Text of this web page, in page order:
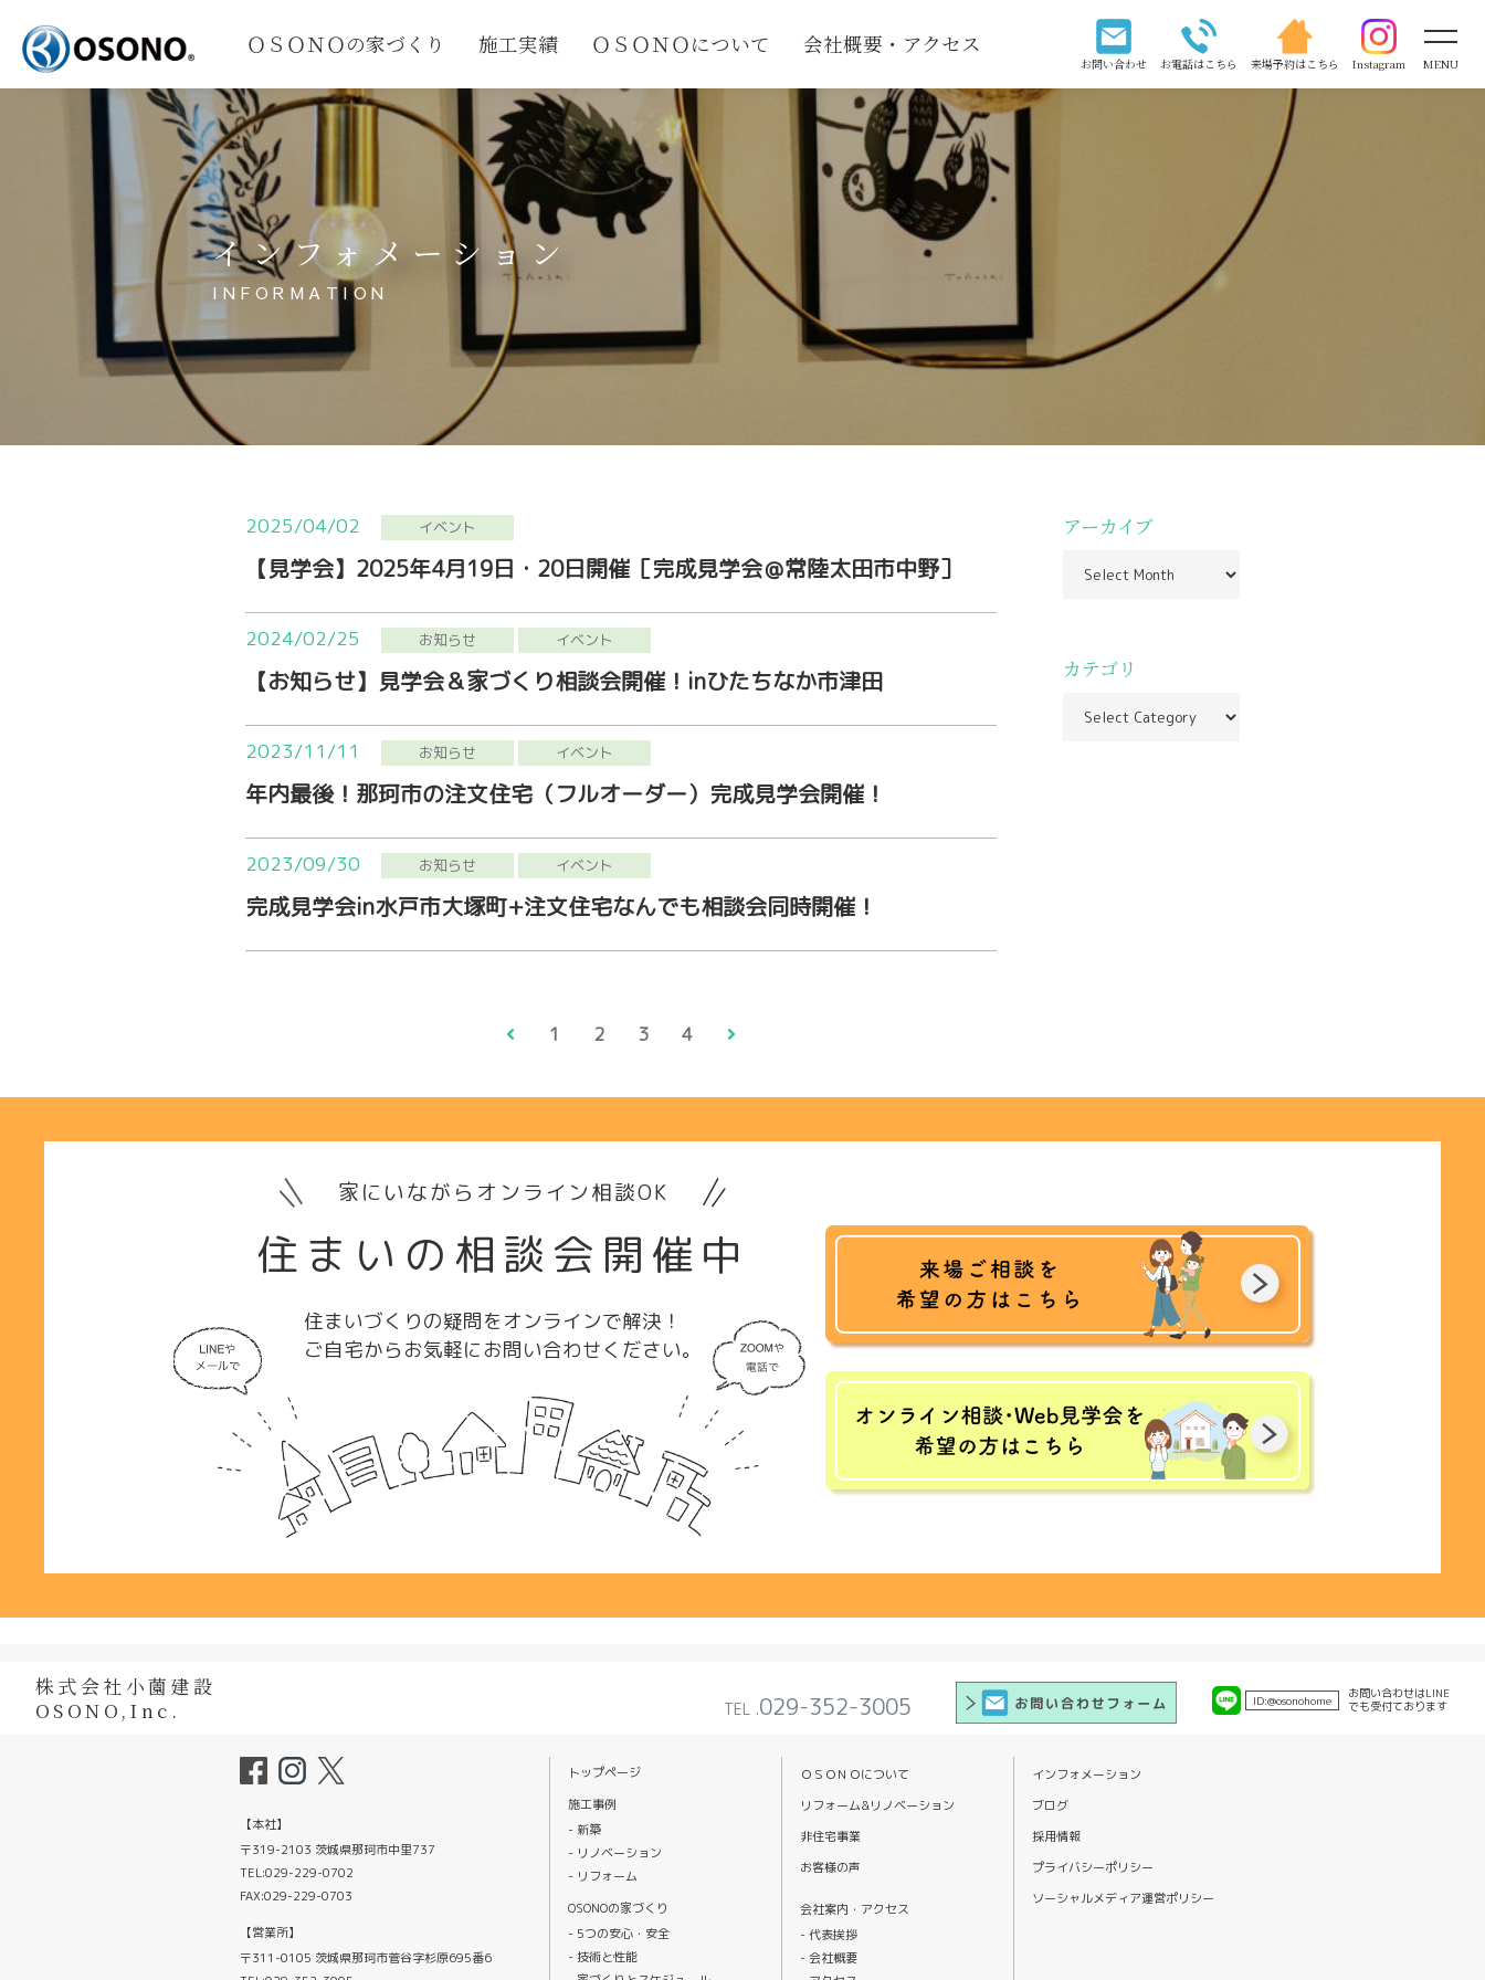
ＯＳＯＮＯの家づくり 施工実績 ＯＳＯＮＯについて 会社概要・アクセス
お問い合わせ お電話はこちら 来場予約はこちら Instagram MENU
インフォメーション
INFORMATION
2025/04/02 イベント
【見学会】2025年4月19日・20日開催［完成見学会＠常陸太田市中野］
2024/02/25 お知らせ イベント
【お知らせ】見学会＆家づくり相談会開催！inひたちなか市津田
2023/11/11 お知らせ イベント
年内最後！那珂市の注文住宅（フルオーダー）完成見学会開催！
2023/09/30 お知らせ イベント
完成見学会in水戸市大塚町+注文住宅なんでも相談会同時開催！
1 2 3 4
アーカイブ
カテゴリ
家にいながらオンライン相談OK
住まいの相談会開催中
住まいづくりの疑問をオンラインで解決！
ご自宅からお気軽にお問い合わせください。
株式会社小薗建設
OSONO,Inc.
TEL .029-352-3005 お問い合わせはLINE
でも受付ております
ID:@osonohome
【本社】
〒319-2103 茨城県那珂市中里737
TEL:029-229-0702
FAX:029-229-0703
【営業所】
〒311-0105 茨城県那珂市菅谷字杉原695番6
トップページ
施工事例
新築
リノベーション
リフォーム
OSONOの家づくり
5つの安心・安全
技術と性能
ＯＳＯＮＯについて
リフォーム&リノベーション
非住宅事業
お客様の声
会社案内・アクセス
代表挨拶
会社概要
インフォメーション
ブログ
採用情報
プライバシーポリシー
ソーシャルメディア運営ポリシー